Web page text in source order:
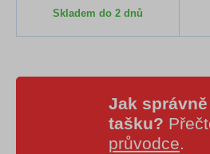
Skladem do 2 dnů
Jak
tašku?
průvodce.